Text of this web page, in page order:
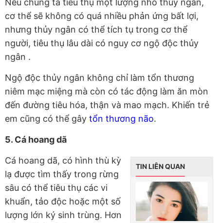
Nếu chúng ta tiêu thụ một lượng nhỏ thủy ngân,
cơ thể sẽ không có quá nhiều phản ứng bất lợi,
nhưng thủy ngân có thể tích tụ trong cơ thể
người, tiêu thụ lâu dài có nguy cơ ngộ độc thủy
ngân .
Ngộ độc thủy ngân không chỉ làm tổn thương
niêm mạc miệng mà còn có tác động làm ăn mòn
đến đường tiêu hóa, thận và mao mạch. Khiến trẻ
em cũng có thể gây tổn thương não.
5. Cá hoang dã
TIN LIÊN QUAN
Cá hoang dã, có hình thù kỳ
lạ được tìm thấy trong rừng
sâu có thể tiêu thụ các vi
khuẩn, tảo độc hoặc một số
lượng lớn ký sinh trùng. Hơn